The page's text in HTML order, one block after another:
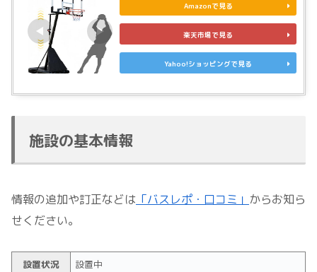
Amazonで見る
楽天市場で見る
Yahoo!ショッピングで見る
施設の基本情報
情報の追加や訂正などは 「バスレポ・口コミ」 からお知ら
せください。
設置状況
設置中